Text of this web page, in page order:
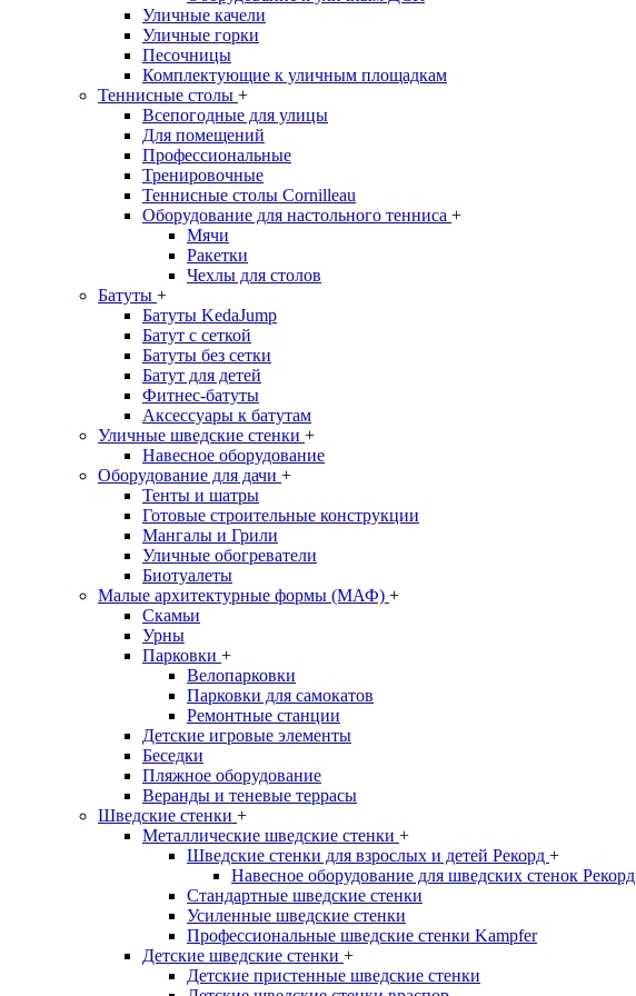
Уличные качели
Уличные горки
Песочницы
Комплектующие к уличным площадкам
Теннисные столы +
Всепогодные для улицы
Для помещений
Профессиональные
Тренировочные
Теннисные столы Cornilleau
Оборудование для настольного тенниса +
Мячи
Ракетки
Чехлы для столов
Батуты +
Батуты KedaJump
Батут с сеткой
Батуты без сетки
Батут для детей
Фитнес-батуты
Аксессуары к батутам
Уличные шведские стенки +
Навесное оборудование
Оборудование для дачи +
Тенты и шатры
Готовые строительные конструкции
Мангалы и Грили
Уличные обогреватели
Биотуалеты
Малые архитектурные формы (МАФ) +
Скамьи
Урны
Парковки +
Велопарковки
Парковки для самокатов
Ремонтные станции
Детские игровые элементы
Беседки
Пляжное оборудование
Веранды и теневые террасы
Шведские стенки +
Металлические шведские стенки +
Шведские стенки для взрослых и детей Рекорд +
Навесное оборудование для шведских стенок Рекорд
Стандартные шведские стенки
Усиленные шведские стенки
Профессиональные шведские стенки Kampfer
Детские шведские стенки +
Детские пристенные шведские стенки